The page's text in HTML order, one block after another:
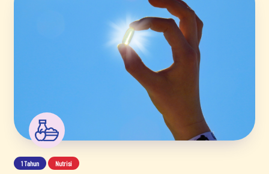
1 Tahun Nutrisi